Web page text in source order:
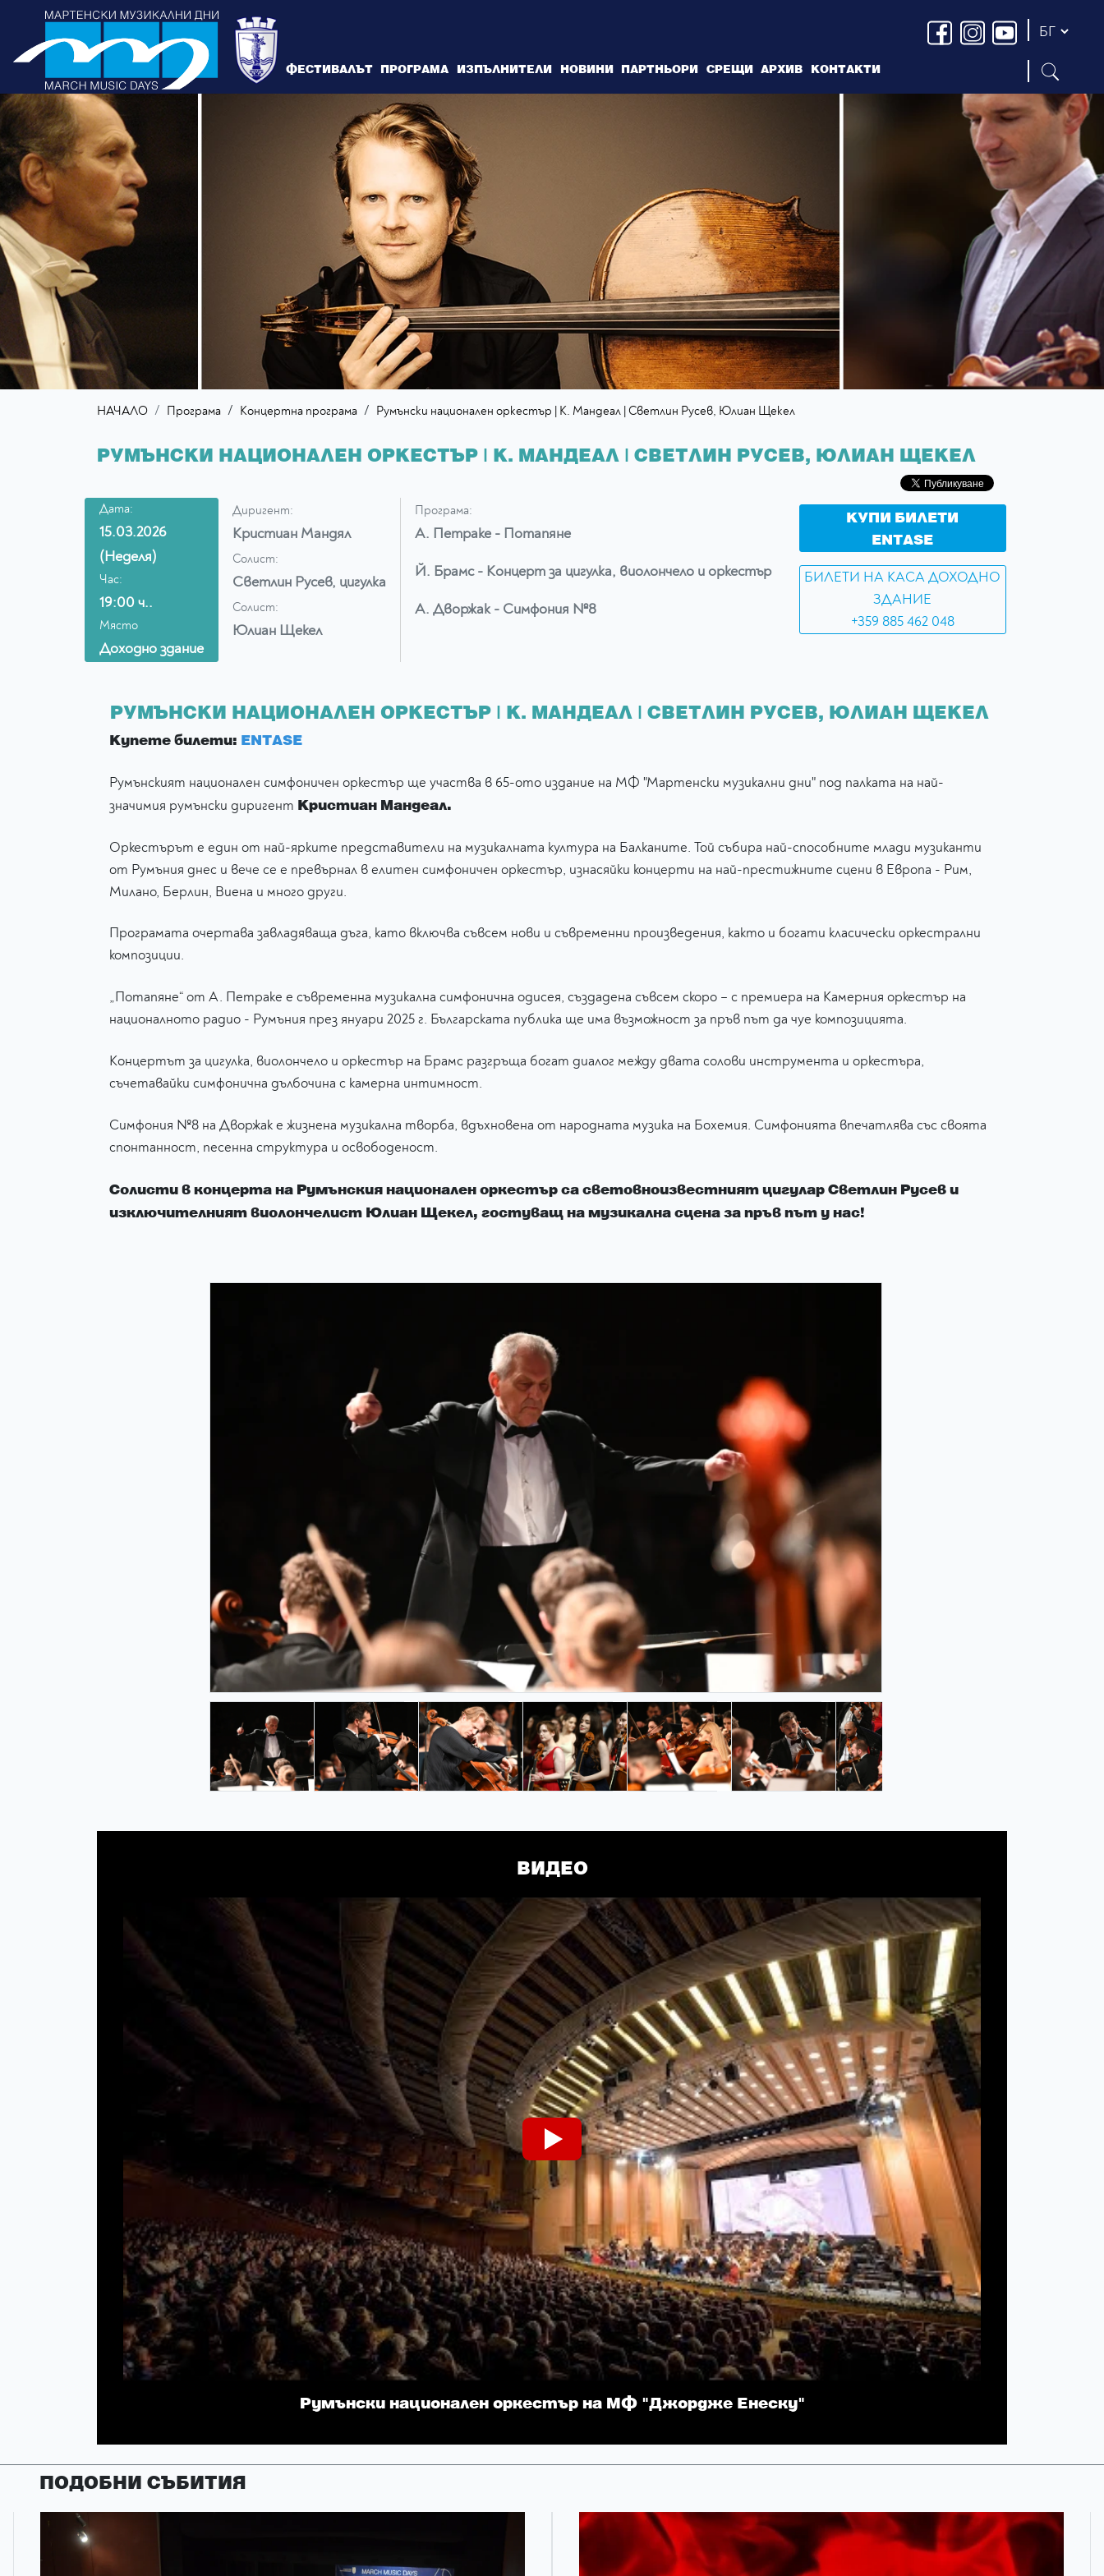
ФЕСТИВАЛЪТ ПРОГРАМА ИЗПЪЛНИТЕЛИ НОВИНИ ПАРТНЬОРИ СРЕЩИ АРХИВ КОНТАКТИ
НАЧАЛО Програма / Концертна програма / Румънски национален оркестър | К. Мандеал | Светлин Русев, Юлиан Щекел
РУМЪНСКИ НАЦИОНАЛЕН ОРКЕСТЪР | К. МАНДЕАЛ | СВЕТЛИН РУСЕВ, ЮЛИАН ЩЕКЕЛ
Дата:
15.03.2026
(Неделя)
Час:
19:00 ч..
Място
Доходно здание
Диригент:
Кристиан Мандял
Солист:
Светлин Русев, цигулка
Солист:
Юлиан Щекел
Програма:
А. Петраке - Потапяне
Й. Брамс - Концерт за цигулка, виолончело и оркестър
А. Дворжак - Симфония №8
КУПИ БИЛЕТИ
ENTASE
БИЛЕТИ НА КАСА ДОХОДНО
ЗДАНИЕ
+359 885 462 048
РУМЪНСКИ НАЦИОНАЛЕН ОРКЕСТЪР | К. МАНДЕАЛ | СВЕТЛИН РУСЕВ, ЮЛИАН ЩЕКЕЛ
Купете билети: ENTASE
Румънският национален симфоничен оркестър ще участва в 65-ото издание на МФ "Мартенски музикални дни" под палката на най-
значимия румънски диригент Кристиан Мандеал.
Оркестърът е един от най-ярките представители на музикалната култура на Балканите. Той събира най-способните млади музиканти
от Румъния днес и вече се е превърнал в елитен симфоничен оркестър, изнасяйки концерти на най-престижните сцени в Европа - Рим,
Милано, Берлин, Виена и много други.
Програмата очертава завладяваща дъга, като включва съвсем нови и съвременни произведения, както и богати класически оркестрални
композиции.
„Потапяне“ от А. Петракe е съвременна музикална симфонична одисея, създадена съвсем скоро – с премиера на Камерния оркестър на
националното радио - Румъния през януари 2025 г. Българската публика ще има възможност за пръв път да чуе композицията.
Концертът за цигулка, виолончело и оркестър на Брамс разгръща богат диалог между двата солови инструмента и оркестъра,
съчетавайки симфонична дълбочина с камерна интимност.
Симфония №8 на Дворжак е жизнена музикална творба, вдъхновена от народната музика на Бохемия. Симфонията впечатлява със своята
спонтанност, песенна структура и освободеност.
Солисти в концерта на Румънския национален оркестър са световноизвестният цигулар Светлин Русев и
изключителният виолончелист Юлиан Щекел, гостуващ на музикална сцена за пръв път у нас!
ВИДЕО
Румънски национален оркестър на МФ "Джордже Енеску"
ПОДОБНИ СЪБИТИЯ